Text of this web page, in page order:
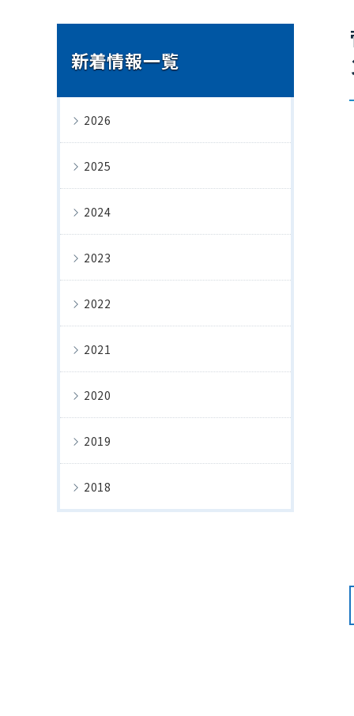
新着情報一覧
2026
2025
2024
2023
2022
2021
2020
2019
2018